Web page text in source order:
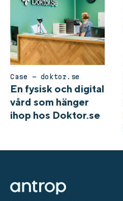
Case – doktor.se
En fysisk och digital
vård som hänger
ihop hos Doktor.se